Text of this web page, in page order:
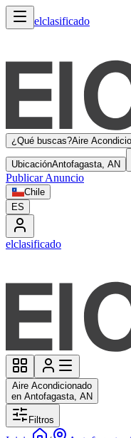
elclasificado
¿Qué buscas?Aire
UbicaciónAntofagasta, AN
Publicar Anuncio
Chile
ES
elclasificado
Aire Acondicionado
en Antofagasta, AN
Filtros